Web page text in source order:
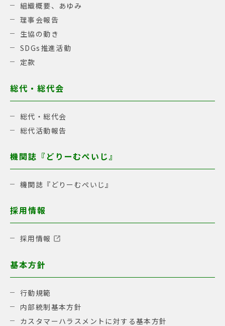
組織概要、あゆみ
理事会報告
生協の動き
SDGs推進活動
定款
総代・総代会
総代・総代会
総代活動報告
機関誌『どりーむぺいじ』
機関誌『どりーむぺいじ』
採用情報
採用情報
基本方針
行動規範
内部統制基本方針
カスタマーハラスメントに対する基本方針